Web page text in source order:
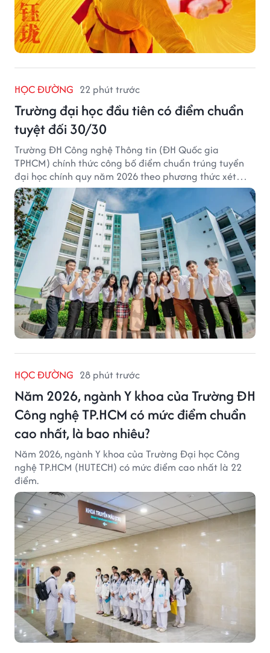
HỌC ĐƯỜNG 22 phút trước
Trường đại học đầu tiên có điểm chuẩn
tuyệt đối 30/30
Trường ĐH Công nghệ Thông tin (ĐH Quốc gia
TPHCM) chính thức công bố điểm chuẩn trúng tuyển
đại học chính quy năm 2026 theo phương thức xét
tuyển tổng hợp.
HỌC ĐƯỜNG 28 phút trước
Năm 2026, ngành Y khoa của Trường ĐH
Công nghệ TP.HCM có mức điểm chuẩn
cao nhất, là bao nhiêu?
Năm 2026, ngành Y khoa của Trường Đại học Công
nghệ TP.HCM (HUTECH) có mức điểm cao nhất là 22
điểm.